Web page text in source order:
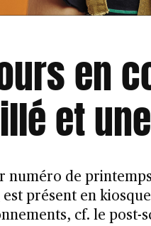
en
et
numéro de
est présent en
cf. le post-